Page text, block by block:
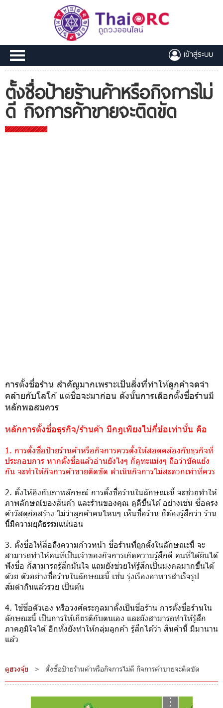
เข้าสู่ระบบ
ตั้งชื่อป้ายร้านค้าหรือกิจการไม่
ดี กิจการค้าขายจะติดขัด
การตั้งชื่อร้าน สำคัญมากเพราะเป็นสิ่งที่ทำให้ลูกค้าจดจำ
คล้ายกับโลโก้ แต่ชื่อจะมาก่อน ดังนั้นการเลือกตั้งชื่อร้านมี
หลักพอสมควร
หลักการตั้งชื่อธุรกิจ/ร้านค้า มีกฎเพียงไม่กี่ข้อเท่านั้น คือ
1. การตั้งชื่อป้ายร้านค้าหรือกิจการควรตั้งให้สอดคล้องกับธุรกิจที่
ประกอบการ หากตั้งชื่อแล้วอ่านยังไงๆ ก็ดูทะแม่งๆ ถือว่าขัดแย้ง
กัน จะทำให้กิจการค้าขายติดขัด ดำเนินกิจการไม่สะดวกเท่าที่ควร
2. ตั้งให้อิงกับภาพลักษณ์ การตั้งชื่อร้านในลักษณะนี้ จะช่วยทำให้
ภาพลักษณ์ของสินค้า และร้านของคุณ ดูดีขึ้นได้ อย่างเช่น ซื่อตรง
ค้าวัสดุก่อสร้าง ไม่ว่าลูกค้าคนไหนๆ เห็นชื่อร้าน ก็ต้องรู้สึกว่า ร้าน
นี้มีความยุติธรรมแน่นอน
3. ตั้งชื่อให้สื่อถึงความก้าวหน้า ชื่อร้านที่ถูกตั้งในลักษณะนี้ จะ
สามารถทำให้คนที่เป็นเจ้าของกิจการเกิดความรู้สึกดี คนที่ได้ยินได้
ฟังชื่อ ก็สามารถรู้สึกมั่นใจ แถมยังช่วยให้รู้สึกเป็นมงคลมากขึ้นได้
ด้วย ตัวอย่างชื่อร้านในลักษณะนี้ เช่น รุ่งเรืองอาหารสำเร็จรูป
ส้มตำกินแล้วรวย เป็นต้น
4. ใช้ชื่อตัวเอง หรือวงศ์ตระกูลมาตั้งเป็นชื่อร้าน การตั้งชื่อร้านใน
ลักษณะนี้ เป็นการให้เกียรติกับตนเอง และยังสามารถทำให้รู้สึก
ภาคภูมิใจได้ อีกทั้งยังทำให้กลุ่มลูกค้า รู้สึกได้ว่า สินค้านี้ มีมานาน
แล้ว
ดูฮวงจุ้ย > ตั้งชื่อป้ายร้านค้าหรือกิจการไม่ดี กิจการค้าขายจะติดขัด